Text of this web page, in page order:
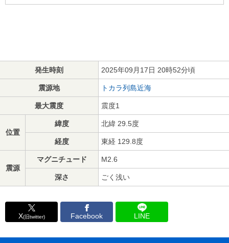
発生時刻 2025年09月17日 20時52分頃
震源地 トカラ列島近海
最大震度 震度1
位置
緯度 北緯 29.5度
経度 東経 129.8度
震源
マグニチュード M2.6
深さ ごく浅い
X(旧twitter) Facebook LINE